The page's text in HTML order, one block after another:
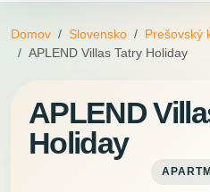
Domov Slovensko Prešovský
APLEND Villas Tatry Holiday
APLEND
Holiday